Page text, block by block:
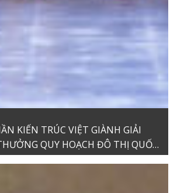
KIẾN TRÚC VIỆT GIÀNH GIẢI
QUY HOẠCH ĐÔ THỊ QUỐC
IV